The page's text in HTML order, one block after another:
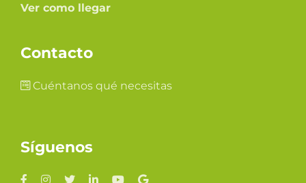
Ver como llegar
Contacto
Cuéntanos qué necesitas
Síguenos